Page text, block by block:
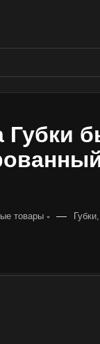
Губки
товары —